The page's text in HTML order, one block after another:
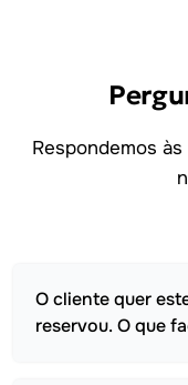
Respondemos
O cliente quer
reservou. O que